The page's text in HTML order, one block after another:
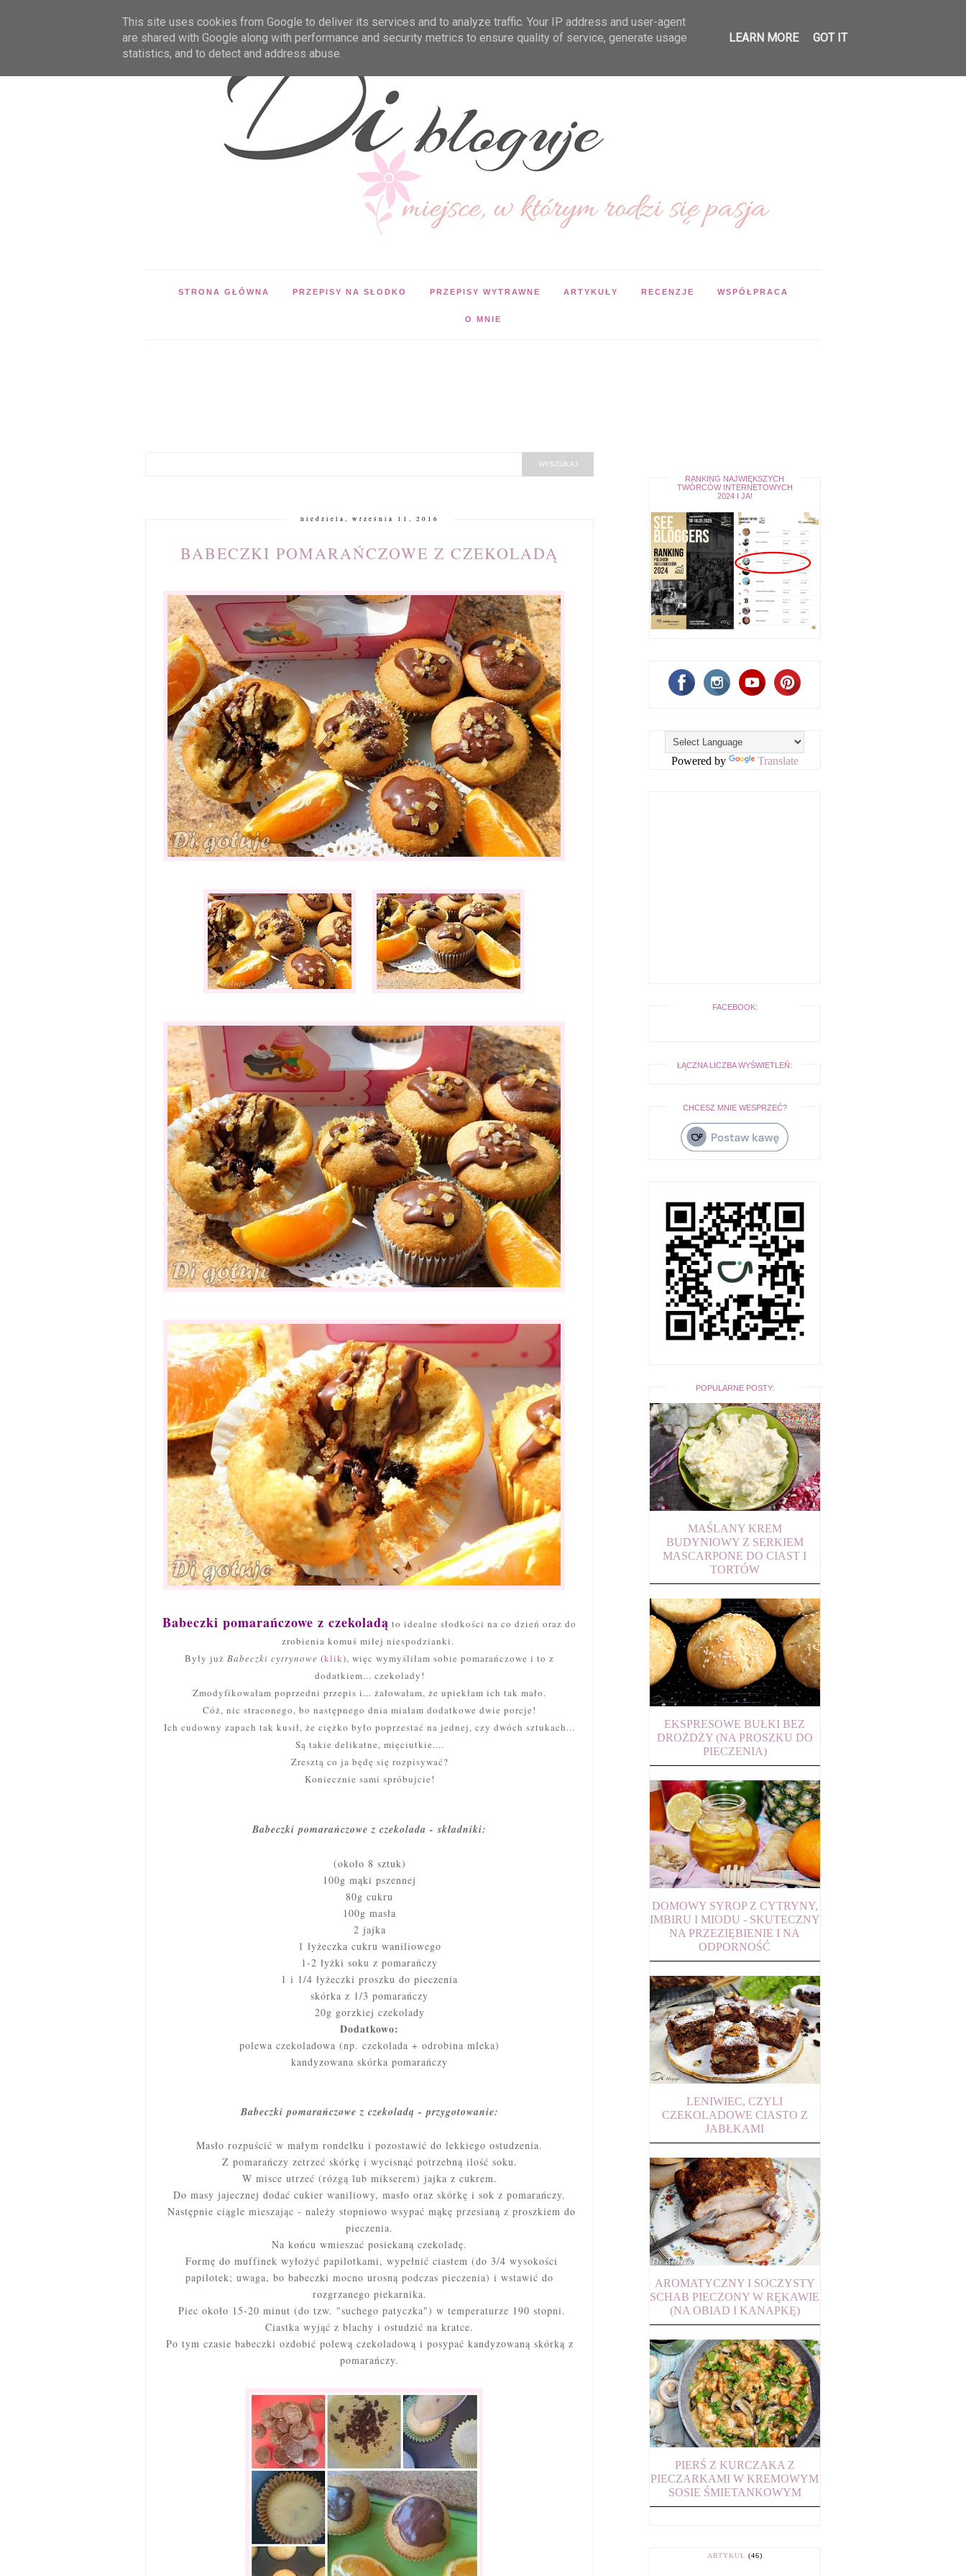
STRONA GŁÓWNA PRZEPISY NA SŁODKO PRZEPISY WYTRAWNE ARTYKUŁY RECENZJE WSPÓŁPRACA
O MNIE
niedziela, września 11, 2016
BABECZKI POMARAŃCZOWE Z CZEKOLADĄ
Babeczki pomarańczowe z czekoladą to idealne słodkości na co dzień oraz do
zrobienia komuś miłej niespodzianki.
Były już Babeczki cytrynowe (klik), więc wymyśliłam sobie pomarańczowe i to z
dodatkiem... czekolady!
Zmodyfikowałam poprzedni przepis i... żałowałam, że upiekłam ich tak mało.
Cóż, nic straconego, bo następnego dnia miałam dodatkowe dwie porcje!
Ich cudowny zapach tak kusił, że ciężko było poprzestać na jednej, czy dwóch sztukach...
Są takie delikatne, mięciutkie....
Zresztą co ja będę się rozpisywać?
Koniecznie sami spróbujcie!
Babeczki pomarańczowe z czekolada - składniki:
(około 8 sztuk)
100g mąki pszennej
80g cukru
100g masła
2 jajka
1 łyżeczka cukru waniliowego
1-2 łyżki soku z pomarańczy
1 i 1/4 łyżeczki proszku do pieczenia
skórka z 1/3 pomarańczy
20g gorzkiej czekolady
Dodatkowo:
polewa czekoladowa (np. czekolada + odrobina mleka)
kandyzowana skórka pomarańczy
Babeczki pomarańczowe z czekoladą - przygotowanie:
Masło rozpuścić w małym rondelku i pozostawić do lekkiego ostudzenia.
Z pomarańczy zetrzeć skórkę i wycisnąć potrzebną ilość soku.
W misce utrzeć (rózgą lub mikserem) jajka z cukrem.
Do masy jajecznej dodać cukier waniliowy, masło oraz skórkę i sok z pomarańczy.
Następnie ciągle mieszając - należy stopniowo wsypać mąkę przesianą z proszkiem do
pieczenia.
Na końcu wmieszać posiekaną czekoladę.
Formę do muffinek wyłożyć papilotkami, wypełnić ciastem (do 3/4 wysokości
papilotek; uwaga, bo babeczki mocno urosną podczas pieczenia) i wstawić do
rozgrzanego piekarnika.
Piec około 15-20 minut (do tzw. "suchego patyczka") w temperaturze 190 stopni.
Ciastka wyjąć z blachy i ostudzić na kratce.
Po tym czasie babeczki ozdobić polewą czekoladową i posypać kandyzowaną skórką z
pomarańczy.
RANKING NAJWIĘKSZYCH
TWÓRCÓW INTERNETOWYCH
2024 I JA!
Powered by Translate
FACEBOOK:
ŁĄCZNA LICZBA WYŚWIETLEŃ:
CHCESZ MNIE WESPRZEĆ?
POPULARNE POSTY:
MAŚLANY KREM
BUDYNIOWY Z SERKIEM
MASCARPONE DO CIAST I
TORTÓW
EKSPRESOWE BUŁKI BEZ
DROŻDŻY (NA PROSZKU DO
PIECZENIA)
DOMOWY SYROP Z CYTRYNY,
IMBIRU I MIODU - SKUTECZNY
NA PRZEZIĘBIENIE I NA
ODPORNOŚĆ
LENIWIEC, CZYLI
CZEKOLADOWE CIASTO Z
JABŁKAMI
AROMATYCZNY I SOCZYSTY
SCHAB PIECZONY W RĘKAWIE
(NA OBIAD I KANAPKĘ)
PIERŚ Z KURCZAKA Z
PIECZARKAMI W KREMOWYM
SOSIE ŚMIETANKOWYM
ARTYKUŁ (46)
This site uses cookies from Google to deliver its services and to analyze traffic. Your IP address and user-agent
are shared with Google along with performance and security metrics to ensure quality of service, generate usage
statistics, and to detect and address abuse.
LEARN MORE GOT IT